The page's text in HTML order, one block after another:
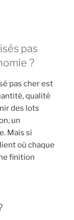
pas
?
pas cher est
qualité
des lots
un
Mais si
où chaque
finition